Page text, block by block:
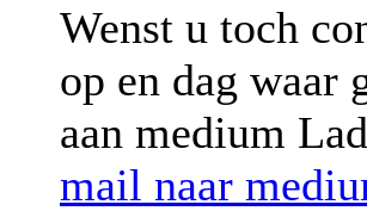
Wenst u toch
op en dag waar
aan medium
mail naar